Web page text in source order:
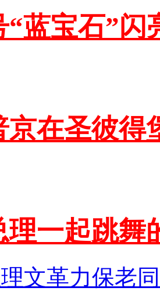
“蓝宝石”闪
京在圣彼得
理一起跳舞
文革力保老